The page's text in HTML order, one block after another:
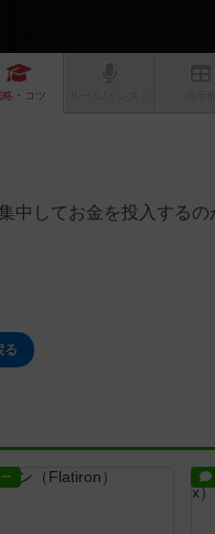
略 ・コツ
してお金を投入するの
る